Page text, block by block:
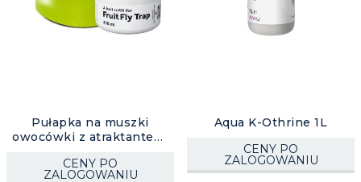
Pułapka na muszki
owocówki z atraktantem,
CENY PO
ZALOGOWANIU
Aqua K-Othrine 1L
CENY PO
ZALOGOWANIU